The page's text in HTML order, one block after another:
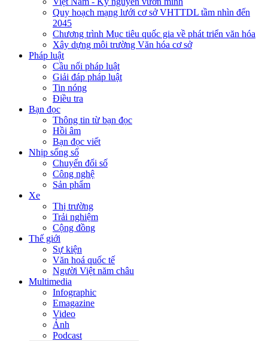
Quy hoạch mạng lưới cơ sở VHTTDL tầm nhìn đến
2045
Chương trình Mục tiêu quốc gia về phát triển văn hóa
Xây dựng môi trường Văn hóa cơ sở
Pháp luật
Cầu nối pháp luật
Giải đáp pháp luật
Tin nóng
Điều tra
Bạn đọc
Thông tin từ bạn đọc
Hồi âm
Bạn đọc viết
Nhịp sống số
Chuyển đổi số
Công nghệ
Sản phẩm
Xe
Thị trường
Trải nghiệm
Cộng đồng
Thế giới
Sự kiện
Văn hoá quốc tế
Người Việt năm châu
Multimedia
Infographic
Emagazine
Video
Ảnh
Podcast